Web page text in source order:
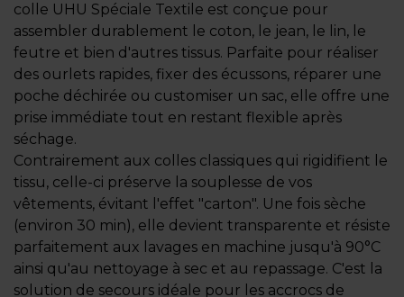
colle UHU Spéciale Textile est conçue pour
assembler durablement le coton, le jean, le lin, le
feutre et bien d'autres tissus. Parfaite pour réaliser
des ourlets rapides, fixer des écussons, réparer une
poche déchirée ou customiser un sac, elle offre une
prise immédiate tout en restant flexible après
séchage.
Contrairement aux colles classiques qui rigidifient le
tissu, celle-ci préserve la souplesse de vos
vêtements, évitant l'effet "carton". Une fois sèche
(environ 30 min), elle devient transparente et résiste
parfaitement aux lavages en machine jusqu'à 90°C
ainsi qu'au nettoyage à sec et au repassage. C'est la
solution de secours idéale pour les accrocs de